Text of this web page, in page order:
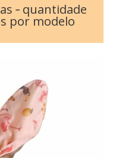
‐ quantidade
por modelo